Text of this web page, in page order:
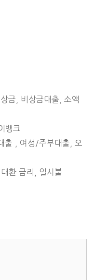
금 비상금대출
소액
뱅크
출 , 여성/주부대출, 오
환 금리, 일시불